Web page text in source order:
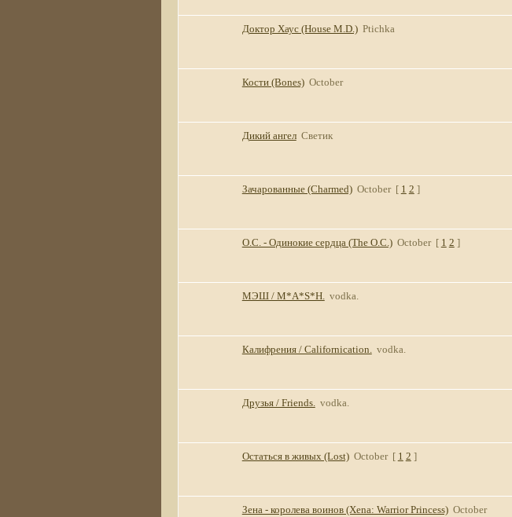
Доктор Хаус (House M.D.) Ptichka
Кости (Bones) October
Дикий ангел Светик
Зачарованные (Charmed) October [ 1 2 ]
О.С. - Одинокие сердца (The O.C.) October [ 1 2 ]
МЭШ / M*A*S*H. vodka.
Калифрения / Californication. vodka.
Друзья / Friends. vodka.
Остаться в живых (Lost) October [ 1 2 ]
Зена - королева воинов (Xena: Warrior Princess) October